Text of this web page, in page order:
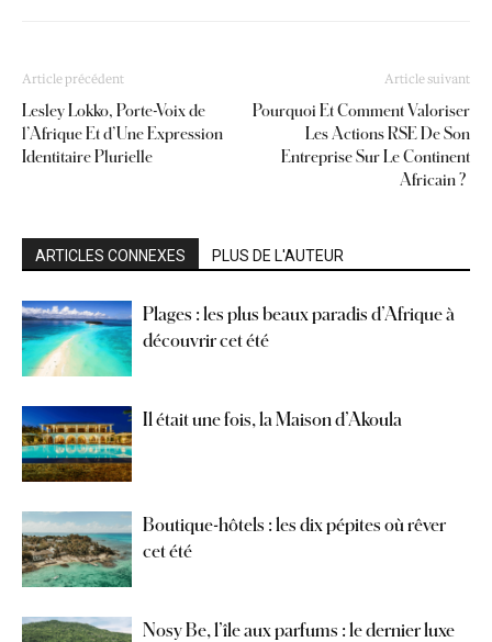
Article précédent
Lesley Lokko, Porte-Voix de
l’Afrique Et d’Une Expression
Identitaire Plurielle
Article suivant
Pourquoi Et Comment Valoriser
Les Actions RSE De Son
Entreprise Sur Le Continent
Africain ?
ARTICLES CONNEXES PLUS DE L'AUTEUR
Plages : les plus beaux paradis d’Afrique à
découvrir cet été
Il était une fois, la Maison d’Akoula
Boutique-hôtels : les dix pépites où rêver
cet été
Nosy Be, l’île aux parfums : le dernier luxe